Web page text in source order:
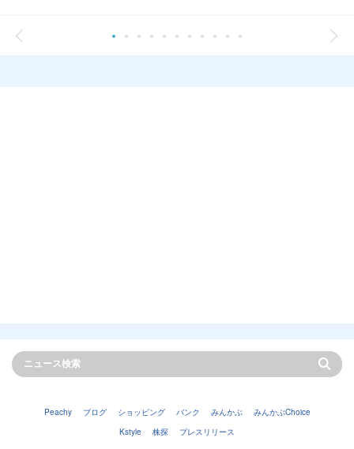
Peachy ブログ ショッピング バンク みんかぶ
みんかぶChoice
Kstyle
株探 プレスリリース